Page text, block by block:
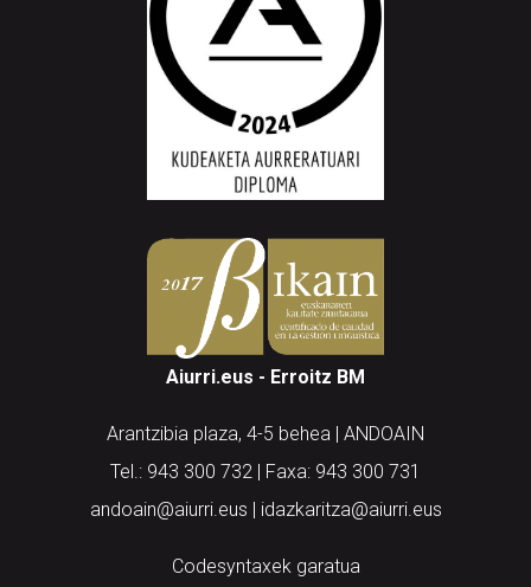
Aiurri.eus - Erroitz BM
Arantzibia plaza, 4-5 behea | ANDOAIN
Tel.: 943 300 732 | Faxa: 943 300 731
andoain@aiurri.eus | idazkaritza@aiurri.eus
Codesyntaxek garatua